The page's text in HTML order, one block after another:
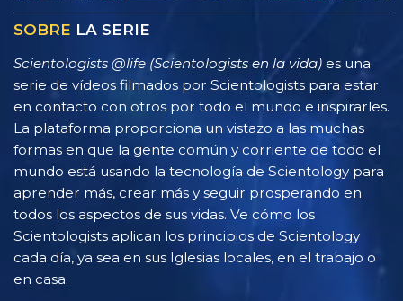
SOBRE LA SERIE
Scientologists @life (Scientologists en la vida) es una
serie de vídeos filmados por Scientologists para estar
en contacto con otros por todo el mundo e inspirarles.
La plataforma proporciona un vistazo a las muchas
formas en que la gente común y corriente de todo el
mundo está usando la tecnología de Scientology para
aprender más, crear más y seguir prosperando en
todos los aspectos de sus vidas. Ve cómo los
Scientologists aplican los principios de Scientology
cada día, ya sea en sus Iglesias locales, en el trabajo o
en casa.